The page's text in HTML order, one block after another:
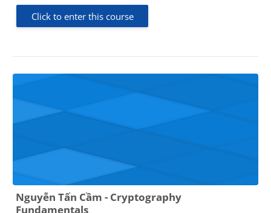
Click to enter this course
Nguyễn Tấn Cầm - Cryptography
Fundamentals